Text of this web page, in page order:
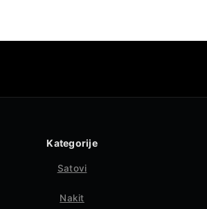
Kategorije
Satovi
Nakit